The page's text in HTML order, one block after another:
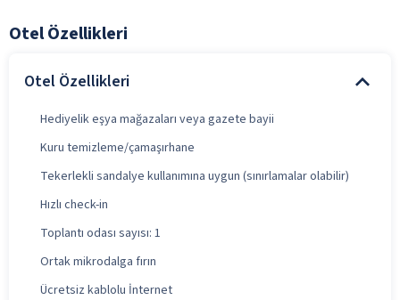
Otel Özellikleri
Otel Özellikleri
Hediyelik eşya mağazaları veya gazete bayii
Kuru temizleme/çamaşırhane
Tekerlekli sandalye kullanımına uygun (sınırlamalar olabilir)
Hızlı check-in
Toplantı odası sayısı: 1
Ortak mikrodalga fırın
Ücretsiz kablolu İnternet